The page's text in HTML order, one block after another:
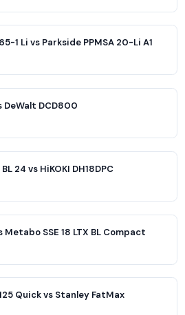
1 Li vs Parkside PPMSA 20-Li A1
DeWalt DCD800
24 vs HiKOKI DH18DPC
Metabo SSE 18 LTX BL Compact
Quick vs Stanley FatMax